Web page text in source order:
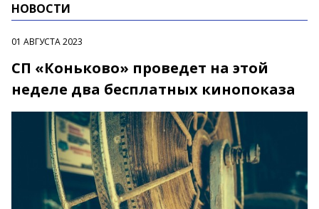
НОВОСТИ
01 АВГУСТА 2023
СП «Коньково» проведет на этой
неделе два бесплатных кинопоказа